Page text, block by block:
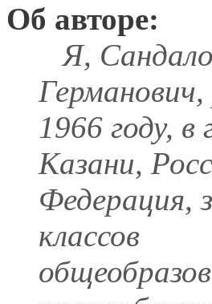
Об авторе:
Я,
Германович,
1966 году, в
Казани,
Федерация,
классов